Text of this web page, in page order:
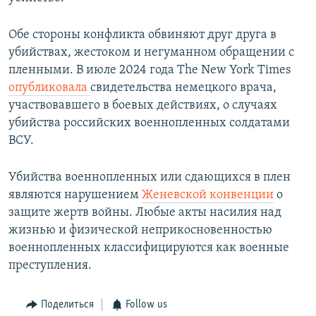
Обе стороны конфликта обвиняют друг друга в
убийствах, жестоком и негуманном обращении с
пленными. В июле 2024 года The New York Times
опубликовала свидетельства немецкого врача,
участвовавшего в боевых действиях, о случаях
убийства российских военнопленных солдатами
ВСУ.
Убийства военнопленных или сдающихся в плен
являются нарушением Женевской конвенции о
защите жертв войны. Любые акты насилия над
жизнью и физической неприкосновенностью
военнопленных классифицируются как военные
преступления.
Поделиться Follow us